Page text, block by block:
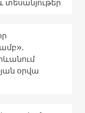
տեսանյութեր
օրվա